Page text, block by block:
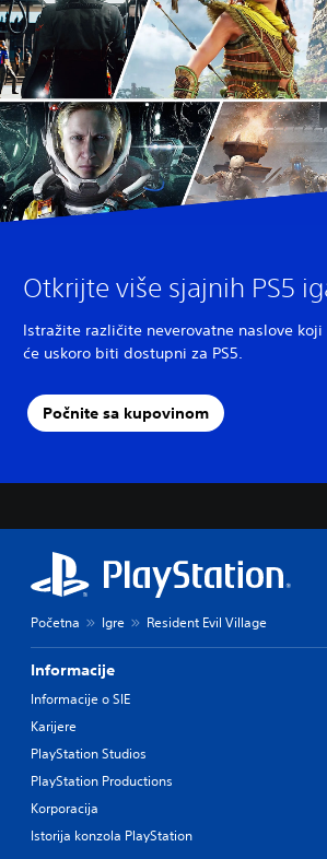
Otkrijte više sjajnih PS5
Istražite različite neverovatne naslove
će uskoro biti dostupni za PS5.
Počnite sa kupovinom
Početna Igre Resident Evil Village
Informacije
Informacije o SIE
Karijere
PlayStation Studios
PlayStation Productions
Korporacija
Istorija konzola PlayStation